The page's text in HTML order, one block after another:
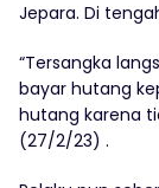
Jepara. Di
“Tersangka
bayar hutang
hutang karena
(27/2/23) .